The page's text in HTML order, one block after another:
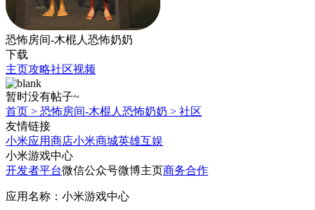
恐怖房间-木棍人恐怖奶奶
下载
主页攻略社区视频
暂时没有帖子~
首页 > 恐怖房间-木棍人恐怖奶奶 > 社区
友情链接
小米应用商店小米商城英雄互娱
小米游戏中心
开发者平台微信公众号微博主页商务合作
应用名称：小米游戏中心